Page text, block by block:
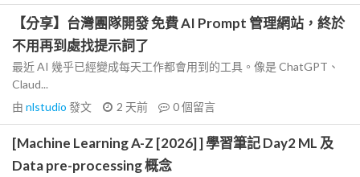
【分享】台灣團隊開發 免費 AI Prompt 管理網站，終於
不用再到處找提示詞了
最近 AI 幾乎已經變成每天工作都會用到的工具。像是 ChatGPT、
Claud...
由 nlstudio 發文 2 天前 0個留言
[Machine Learning A-Z [2026] ] 學習筆記 Day2 ML 及
Data pre-processing 概念